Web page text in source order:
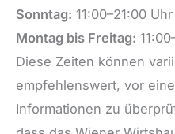
Sonntag: 11:00–21:00 Uhr
Montag bis Freitag:
Diese Zeiten können
empfehlenswert, vor
Informationen zu